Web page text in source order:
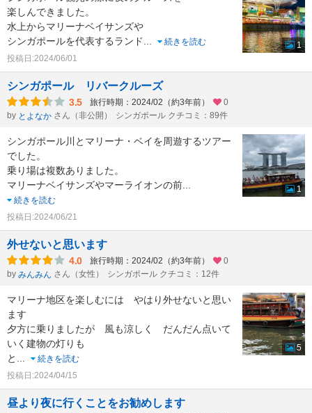
楽しんできました。
水上からマリーナベイサンズや
シンガポールを代表するランド
続きを読む
投稿日:2024/06/01
1
シンガポール リバークルーズ
3.5 旅行時期：2024/02（約3年前）
0
by とよなか さん（非公開） シンガポール クチコミ：89件
シンガポール川とマリーナ・ベイを周遊するツアー
でした。
乗り場は複数ありました。
マリーナベイサンズやマーライオンの前
続きを読む
投稿日:2024/06/21
1
外せないと思います
4.0 旅行時期：2024/02（約3年前）
0
by みんみん さん（女性） シンガポール クチコミ：12件
マリーナ地区を楽しむには やはり外せないと思い
ます
夕方に乗りましたが 風も涼しく だんだん点いて
いく建物の灯りも
と
続きを読む
投稿日:2024/04/15
5
昼より夜に行くことをお勧めします